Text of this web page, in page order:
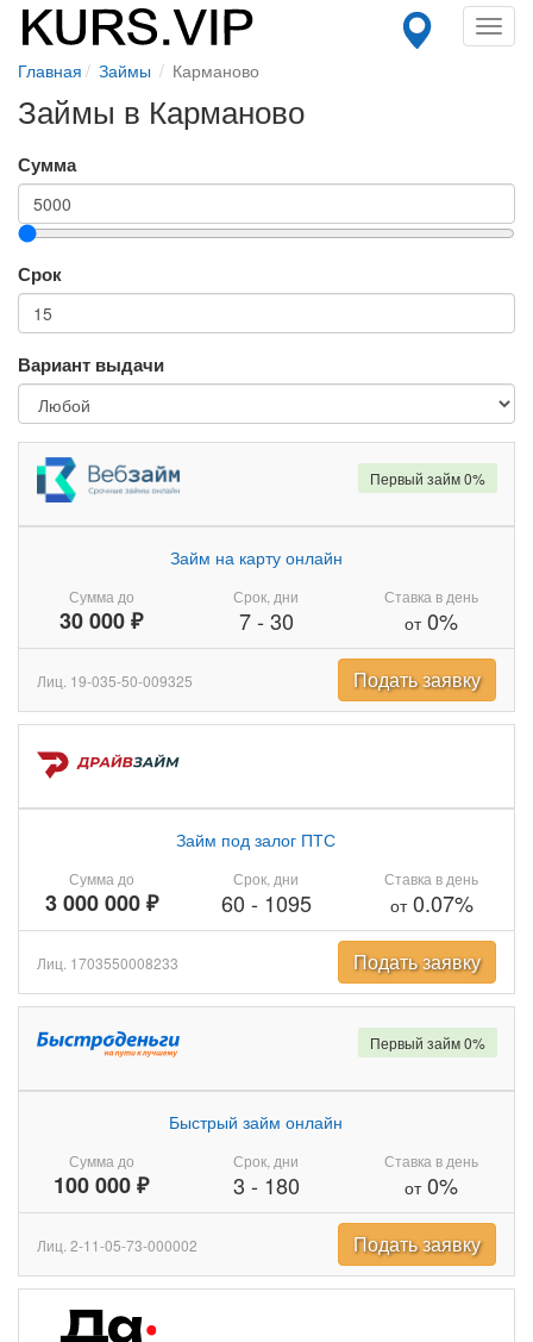
Главная Займы Карманово
Займы в Карманово
Сумма
Срок
Вариант выдачи
Сумма до
30 000 ₽
Займ на карту онлайн
Срок, дни
7- 30
Ставка в день
от0%
Первый займ 0%
Лиц. 19-035-50-009325 Подать заявку
Сумма до
3 000 000 ₽
Займ под залог ПТС
Срок, дни
60 - 1095
Ставка в день
от0.07%
Лиц. 1703550008233 Подать заявку
Сумма до
100 000 ₽
Быстрый займ онлайн
Срок, дни
3 - 180
Ставка в день
от0%
Первый займ 0%
Лиц. 2-11-05-73-000002 Подать заявку